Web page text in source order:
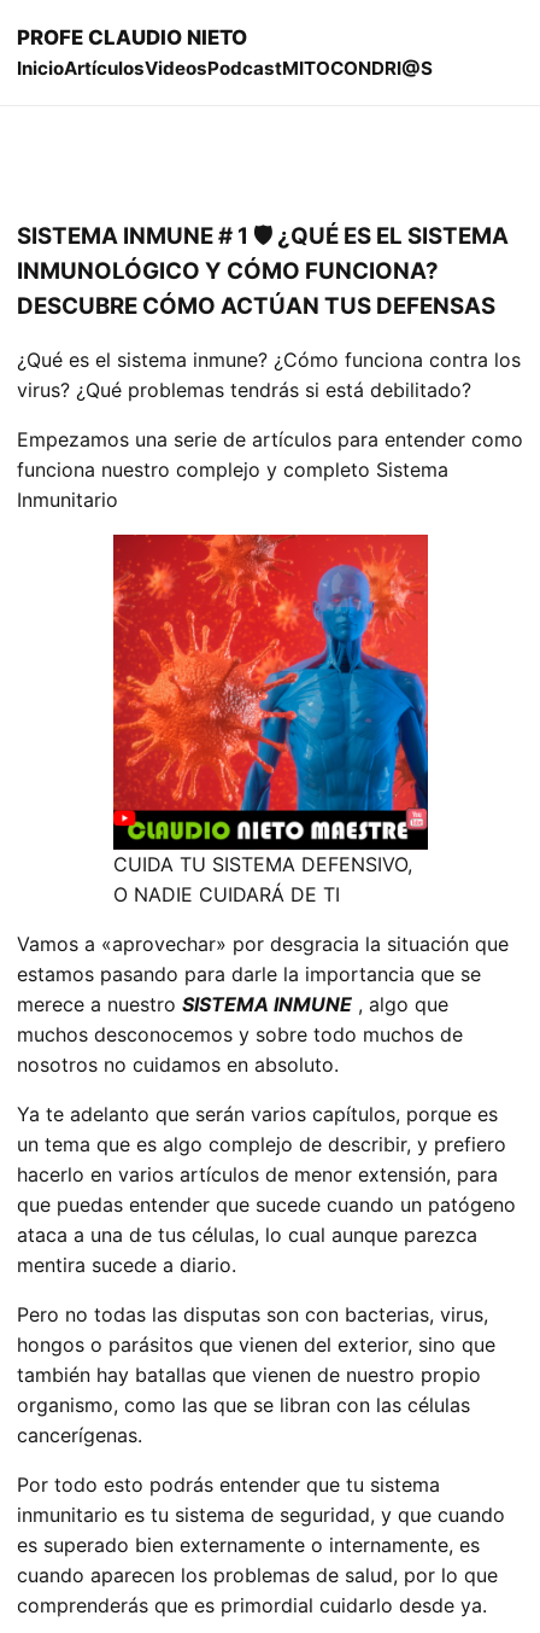
PROFE CLAUDIO NIETO
InicioArtículosVideosPodcastMITOCONDRI@S
SISTEMA INMUNE # 1 🛡 ¿QUÉ ES EL SISTEMA
INMUNOLÓGICO Y CÓMO FUNCIONA?
DESCUBRE CÓMO ACTÚAN TUS DEFENSAS
¿Qué es el sistema inmune? ¿Cómo funciona contra los
virus? ¿Qué problemas tendrás si está debilitado?
Empezamos una serie de artículos para entender como
funciona nuestro complejo y completo Sistema
Inmunitario
CUIDA TU SISTEMA DEFENSIVO,
O NADIE CUIDARÁ DE TI
Vamos a «aprovechar» por desgracia la situación que
estamos pasando para darle la importancia que se
merece a nuestro SISTEMA INMUNE , algo que
muchos desconocemos y sobre todo muchos de
nosotros no cuidamos en absoluto.
Ya te adelanto que serán varios capítulos, porque es
un tema que es algo complejo de describir, y prefiero
hacerlo en varios artículos de menor extensión, para
que puedas entender que sucede cuando un patógeno
ataca a una de tus células, lo cual aunque parezca
mentira sucede a diario.
Pero no todas las disputas son con bacterias, virus,
hongos o parásitos que vienen del exterior, sino que
también hay batallas que vienen de nuestro propio
organismo, como las que se libran con las células
cancerígenas.
Por todo esto podrás entender que tu sistema
inmunitario es tu sistema de seguridad, y que cuando
es superado bien externamente o internamente, es
cuando aparecen los problemas de salud, por lo que
comprenderás que es primordial cuidarlo desde ya.